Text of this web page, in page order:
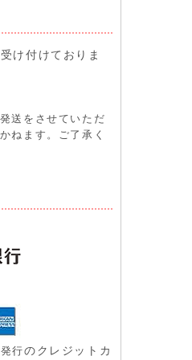
け付けておりま
送をさせていただ
ねます。ご了承く
行のクレジットカ